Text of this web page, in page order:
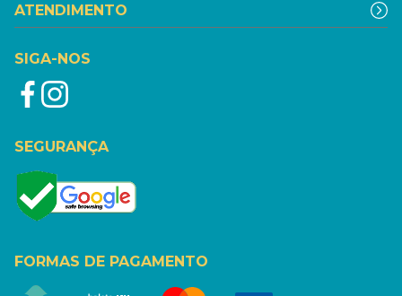
ATENDIMENTO
SIGA-NOS
SEGURANÇA
FORMAS DE PAGAMENTO